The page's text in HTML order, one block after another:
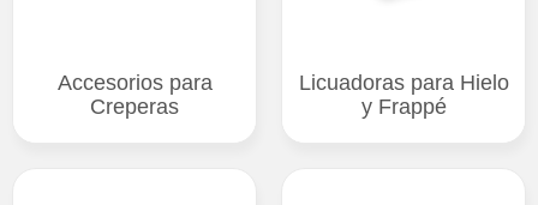
Accesorios para
Creperas
Licuadoras para Hielo
y Frappé